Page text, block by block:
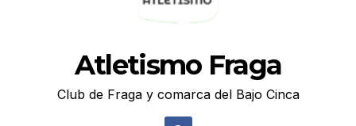
Atletismo Fraga
Club de Fraga y comarca del Bajo Cinca